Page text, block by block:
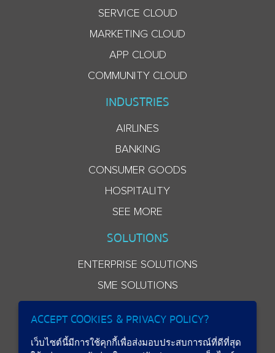
SERVICE CLOUD
MARKETING CLOUD
APP CLOUD
COMMUNITY CLOUD
INDUSTRIES
AIRLINES
BANKING
CONSUMER GOODS
HOSPITALITY
SEE MORE
SOLUTIONS
ENTERPRISE SOLUTIONS
SME SOLUTIONS
ACCEPT COOKIES & PRIVACY POLICY?
เว็บไซต์นี้มีการใช้คุกกี้เพื่อส่งมอบประสบการณ์ที่ดีที่สุด